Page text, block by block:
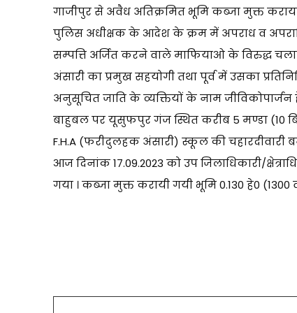
गाजीपुर से अवैध अतिक्रमित भूमि कब्जा मुक्त
पुलिस अधीक्षक के आदेश के क्रम में अपराध व
सम्पत्ति अर्जित करने वाले माफियाओ के विरुद्ध
अंसारी का प्रमुख सहयोगी तथा पूर्व में उसका
अनुसूचित जाति के व्यक्तियों के नाम
बाहुबल पर यूसुफपुर गंज स्थित करीब 5 मण्डा (10
F.H.A (फरीदुलहक अंसारी) स्कूल की
आज दिनांक 17.09.2023 को उप जिलाधिकारी/
गया । कब्जा मुक्त करायी गयी भूमि 0.130 हे0